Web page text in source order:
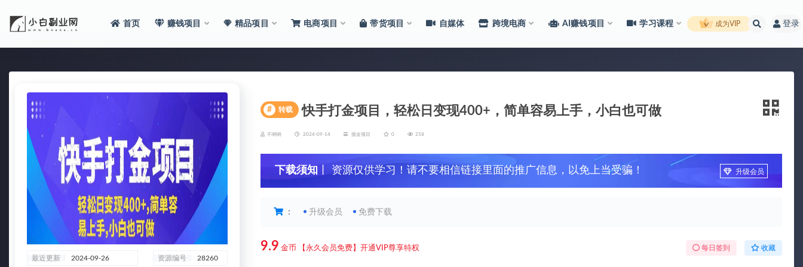
首页 赚钱项目 精品项目 电商项目 带货项目 自媒体 跨境电商 AI赚钱项目 学习课程 成为VIP 登录
最近更新 2024-09-26 资源编号 28260
# 转载 快手打金项目，轻松日变现400+，简单容易上手，小白也可做
不呐呐 2024-09-14 掘金项目 0 258
下载须知 丨 资源仅供学习！请不要相信链接里面的推广信息，以免上当受骗！ 升级会员
： 升级会员 免费下载
9.9 金币 【永久会员免费】开通VIP尊享特权 每日签到 收藏